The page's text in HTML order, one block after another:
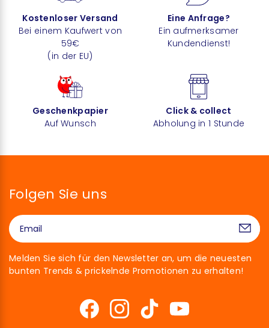
Kostenloser Versand
Bei einem Kaufwert von
59€
(in der EU)
Eine Anfrage?
Ein aufmerksamer
Kundendienst!
Geschenkpapier
Auf Wunsch
Click & collect
Abholung in 1 Stunde
Folgen Sie uns
Melden Sie sich für den Newsletter an, um die neuesten
bunten Trends & prickelnde Promotionen zu erhalten!